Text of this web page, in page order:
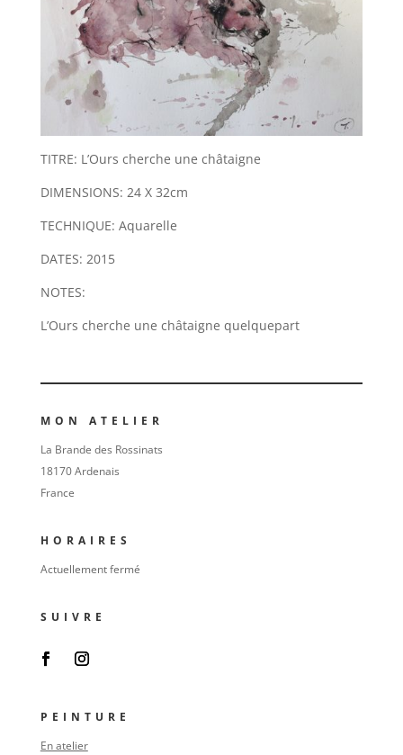
TITRE: L’Ours cherche une châtaigne
DIMENSIONS: 24 X 32cm
TECHNIQUE: Aquarelle
DATES: 2015
NOTES:
L’Ours cherche une châtaigne quelquepart
MON ATELIER
La Brande des Rossinats
18170 Ardenais
France
HORAIRES
Actuellement fermé
SUIVRE
PEINTURE
En atelier